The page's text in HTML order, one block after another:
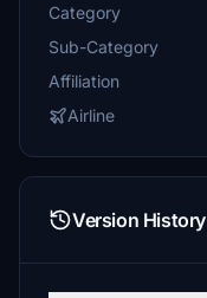
Category
Sub-Category
Affiliation
Airline
Version History